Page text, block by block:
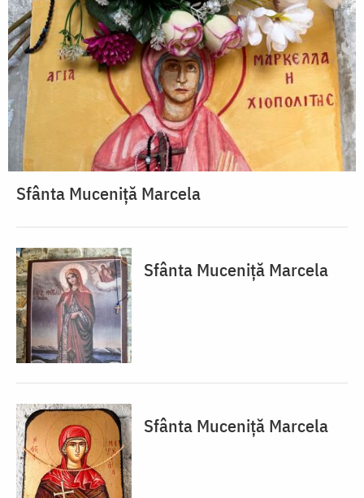
Sfânta Muceniță Marcela
Sfânta Muceniță Marcela
Sfânta Muceniță Marcela